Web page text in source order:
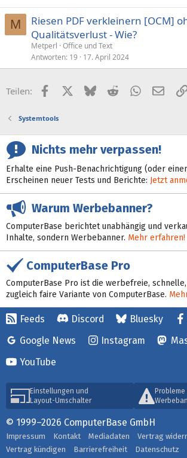
M
Riesen PDF verkleinern [OCM]
Qualitätsverlust - Wie?
Metperl Office und Text
Antworten 19 17. April 2024
Teilen: FacebookX (Twitter)
BlueskyRedditWhatsApp
E-
Systemtools
Nichts mehr verpassen!
Erhalte eine Push-Benachrichtigung (oder
Erscheinen neuer Tests und Berichte: Jetzt
Warum Werbebanner?
ComputerBase berichtet unabhängig und
Inhalte, sondern Werbebanner. Mehr erfahren!
ComputerBase Pro
ComputerBase Pro ist die werbefreie,
zugleich faire Variante von ComputerBase.
Feeds Discord Bluesky
Google News
Instagram
YouTube
Einstellungen und
Layout-Umschalter
© 1999–2026 ComputerBase GmbH
Impressum Kontakt Mediadaten
Vertrag
Vertrag kündigen
Barrierefreiheit Datenschutz